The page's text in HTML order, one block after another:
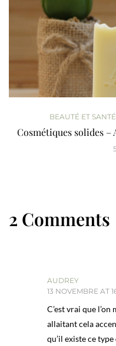
BEAUTÉ ET SANTÉ
Cosmétiques solides –
2 Comments
AUDREY
13 NOVEMBRE AT
C’est vrai que l’on
allaitant cela
qu’il existe ce